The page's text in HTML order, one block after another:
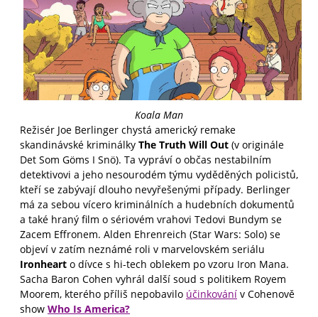
Koala Man
Režisér Joe Berlinger chystá americký remake
skandinávské kriminálky The Truth Will Out (v originále
Det Som Göms I Snö). Ta vypráví o občas nestabilním
detektivovi a jeho nesourodém týmu vyděděných policistů,
kteří se zabývají dlouho nevyřešenými případy. Berlinger
má za sebou vícero kriminálních a hudebních dokumentů
a také hraný film o sériovém vrahovi Tedovi Bundym se
Zacem Effronem. Alden Ehrenreich (Star Wars: Solo) se
objeví v zatím neznámé roli v marvelovském seriálu
Ironheart o dívce s hi-tech oblekem po vzoru Iron Mana.
Sacha Baron Cohen vyhrál další soud s politikem Royem
Moorem, kterého příliš nepobavilo účinkování v Cohenově
show Who Is America?